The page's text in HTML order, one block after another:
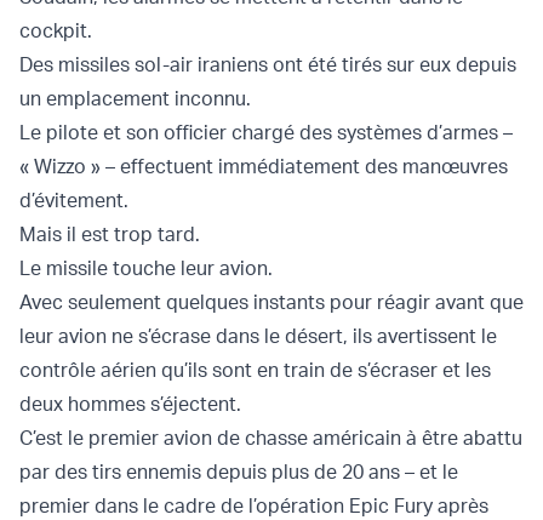
cockpit.
Des missiles sol-air iraniens ont été tirés sur eux depuis
un emplacement inconnu.
Le pilote et son officier chargé des systèmes d’armes –
« Wizzo » – effectuent immédiatement des manœuvres
d’évitement.
Mais il est trop tard.
Le missile touche leur avion.
Avec seulement quelques instants pour réagir avant que
leur avion ne s’écrase dans le désert, ils avertissent le
contrôle aérien qu’ils sont en train de s’écraser et les
deux hommes s’éjectent.
C’est le premier avion de chasse américain à être abattu
par des tirs ennemis depuis plus de 20 ans – et le
premier dans le cadre de l’opération Epic Fury après